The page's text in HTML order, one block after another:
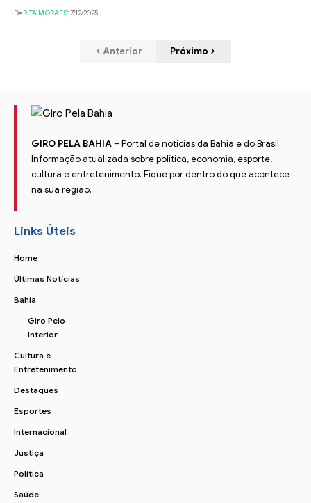
DeRITA MORAES17/12/2025
Anterior Próximo
GIRO PELA BAHIA– Portal de notícias da Bahia e do Brasil.
Informação atualizada sobre política, economia, esporte,
cultura e entretenimento. Fique por dentro do que acontece
na sua região.
Links Úteis
Home
Últimas Notícias
Bahia
Giro Pelo
Interior
Cultura e
Entretenimento
Destaques
Esportes
Internacional
Justiça
Política
Saúde